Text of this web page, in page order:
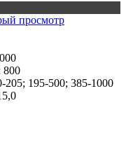
просмотр
800
205; 195-500; 385-1000